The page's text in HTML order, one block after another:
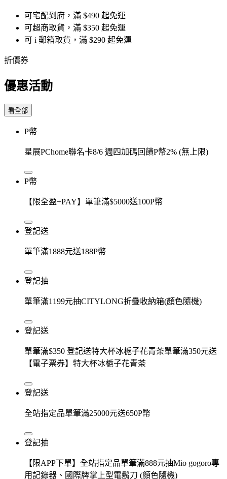
可宅配到府，滿 $490 起免運
可超商取貨，滿 $350 起免運
可 i 郵箱取貨，滿 $290 起免運
折價券
優惠活動
看全部
P幣
星展PChome聯名卡8/6 週四加碼回饋P幣2% (無上限)
P幣
【限全盈+PAY】單筆滿$5000送100P幣
登記送
單筆滿1888元送188P幣
登記抽
單筆滿1199元抽CITYLONG折疊收納箱(顏色隨機)
登記送
單筆滿$350 登記送特大杯冰梔子花青茶單筆滿350元送
【電子票券】特大杯冰梔子花青茶
登記送
全站指定品單筆滿25000元送650P幣
登記抽
【限APP下單】全站指定品單筆滿888元抽Mio gogoro專
用記錄器、國際牌掌上型電鬍刀 (顏色隨機)